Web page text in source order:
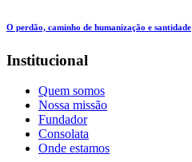
O perdão, caminho de humanização e santidade
Institucional
Quem somos
Nossa missão
Fundador
Consolata
Onde estamos